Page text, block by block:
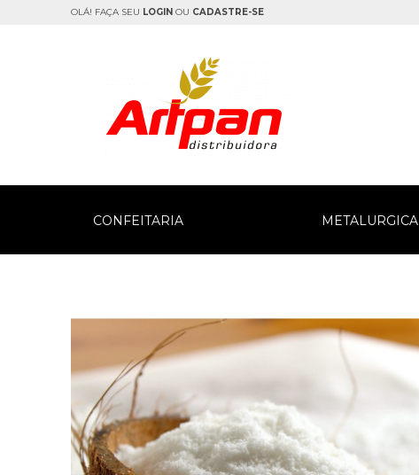
OLÁ! FAÇA SEU LOGINOU CADASTRE-SE
CONFEITARIA METALURGICA